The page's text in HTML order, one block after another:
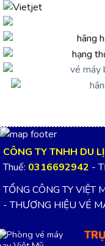
CÔNG TY TNHH DU
Thuế: 0316692942 -
TỔNG CÔNG TY VIỆT
- THƯƠNG HIỆU VÉ